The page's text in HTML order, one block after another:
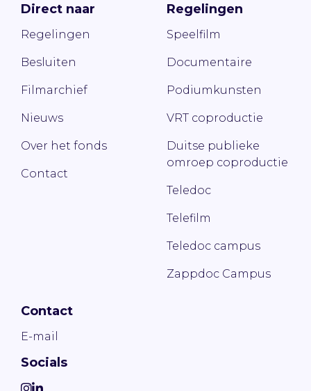
Direct naar
Regelingen
Besluiten
Filmarchief
Nieuws
Over het fonds
Contact
Regelingen
Speelfilm
Documentaire
Podiumkunsten
VRT coproductie
Duitse publieke
omroep coproductie
Teledoc
Telefilm
Teledoc campus
Zappdoc Campus
Contact
E-mail
Socials